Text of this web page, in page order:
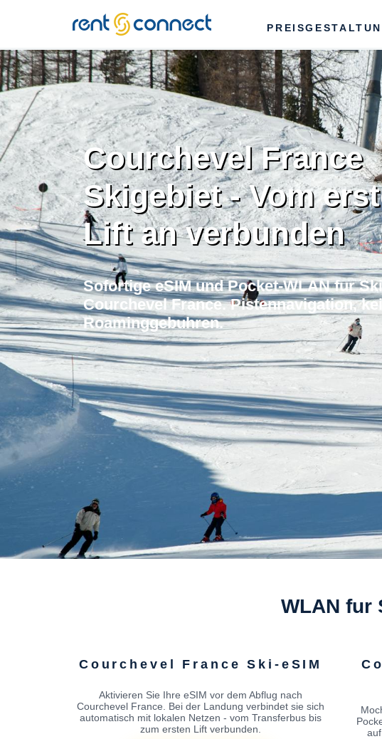
RENT'N
CONNECT
Courchevel France
Skigebiet - Vom
Lift an verbunden
Sofortige eSIM und Pocket-WLAN fur
Courchevel France. Pistennavigation,
Roaminggebuhren.
WLAN fur
Courchevel France Ski-eSIM
Aktivieren Sie Ihre eSIM vor dem Abflug nach
Courchevel France. Bei der Landung verbindet sie sich
automatisch mit lokalen Netzen - vom Transferbus bis
zum ersten Lift verbunden.